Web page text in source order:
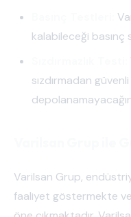
kalabileceği basınç
sızdırmadan
Varilsan Grup,
faaliyet göstermekte